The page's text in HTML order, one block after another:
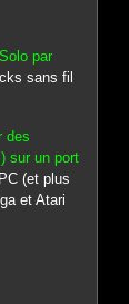
par
sans fil
des
sur un port
(et plus
et Atari